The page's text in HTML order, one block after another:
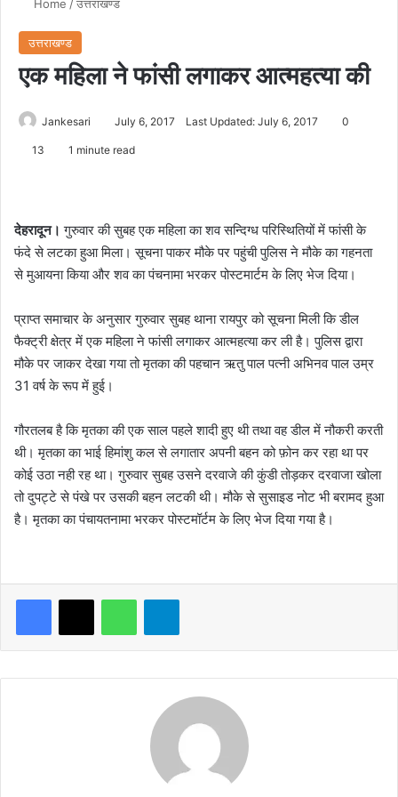
Home /उत्तराखण्ड
उत्तराखण्ड
एक महिला ने फांसी लगाकर आत्महत्या की
Jankesari July 6, 2017 Last Updated: July 6, 2017 0
13 1 minute read
देहरादून। गुरुवार की सुबह एक महिला का शव सन्दिग्ध परिस्थितियों में फांसी के
फंदे से लटका हुआ मिला। सूचना पाकर मौके पर पहुंची पुलिस ने मौके का गहनता
से मुआयना किया और शव का पंचनामा भरकर पोस्टमार्टम के लिए भेज दिया।
प्राप्त समाचार के अनुसार गुरुवार सुबह थाना रायपुर को सूचना मिली कि डील
फैक्ट्री क्षेत्र में एक महिला ने फांसी लगाकर आत्महत्या कर ली है। पुलिस द्वारा
मौके पर जाकर देखा गया तो मृतका की पहचान ऋतु पाल पत्नी अभिनव पाल उम्र
31 वर्ष के रूप में हुई।
गौरतलब है कि मृतका की एक साल पहले शादी हुए थी तथा वह डील में नौकरी करती
थी। मृतका का भाई हिमांशु कल से लगातार अपनी बहन को फ़ोन कर रहा था पर
कोई उठा नही रह था। गुरुवार सुबह उसने दरवाजे की कुंडी तोड़कर दरवाजा खोला
तो दुपट्टे से पंखे पर उसकी बहन लटकी थी। मौके से सुसाइड नोट भी बरामद हुआ
है। मृतका का पंचायतनामा भरकर पोस्टमॉर्टम के लिए भेज दिया गया है।